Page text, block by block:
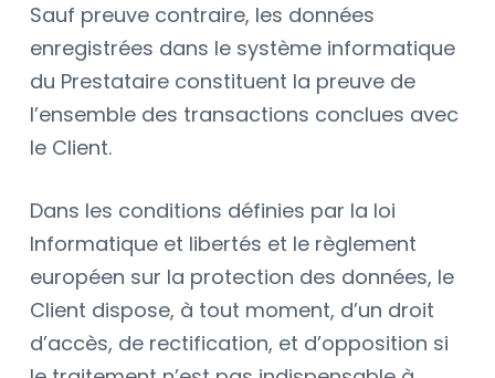
Sauf preuve contraire, les données
enregistrées dans le système informatique
du Prestataire constituent la preuve de
l’ensemble des transactions conclues avec
le Client.
Dans les conditions définies par la loi
Informatique et libertés et le règlement
européen sur la protection des données, le
Client dispose, à tout moment, d’un droit
d’accès, de rectification, et d’opposition si